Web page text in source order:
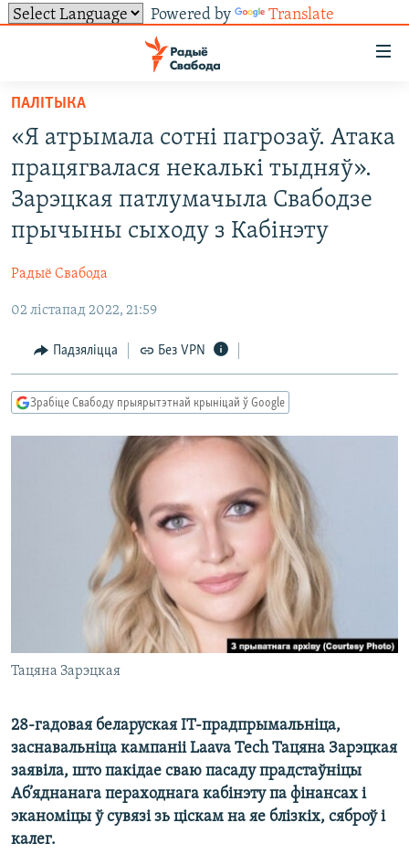
Powered by Translate
ўнівэрсальнага
доступу
Перайсьці
галоўнага
зьместу
Перайсьці
да
галоўнай
Перайсьці
пошуку
УСЕ НАВІНЫ
ВАЙНА
БЕЛАРУСЫ НА ВАЙНЕ
КУЛЬТУРА
ТОЛЬКІ НА СВАБОДЗЕ
КНІГІ
АЎДЫЁКНІГІ
МОВА
НА ХВАЛЯХ СВАБОДЫ
СУВЯЗЬ
FACEBOOK
TWITTER
САЧЫЦЕ ЗА АБНАЎЛЕНЬНЯМІ
Усе сайты РС/РСЭ
ПАЛІТЫКА
«Я атрымала сотні пагрозаў. Атака
працягвалася некалькі тыдняў».
Зарэцкая патлумачыла Свабодзе
прычыны сыходу з Кабінэту
Радыё Свабода
02 лістапад 2022, 21:59
Падзяліцца Без VPN
Зрабіце Свабоду прыярытэтнай крыніцай ў Google
Тацяна Зарэцкая
28-гадовая беларуская IT-прадпрымальніца,
заснавальніца кампаніі Laava Tech Тацяна Зарэцкая
заявіла, што пакідае сваю пасаду прадстаўніцы
Аб’яднанага пераходнага кабінэту па фінансах і
эканоміцы ў сувязі зь ціскам на яе блізкіх, сяброў і
калег.